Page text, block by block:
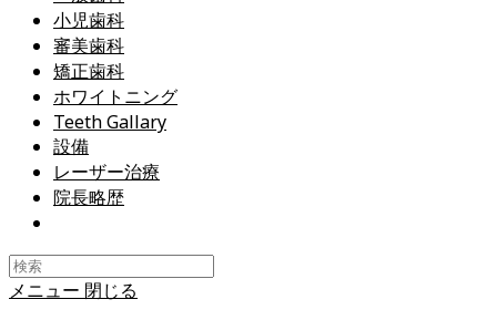
小児歯科
審美歯科
矯正歯科
ホワイトニング
Teeth Gallary
設備
レーザー治療
院長略歴
メニュー 閉じる